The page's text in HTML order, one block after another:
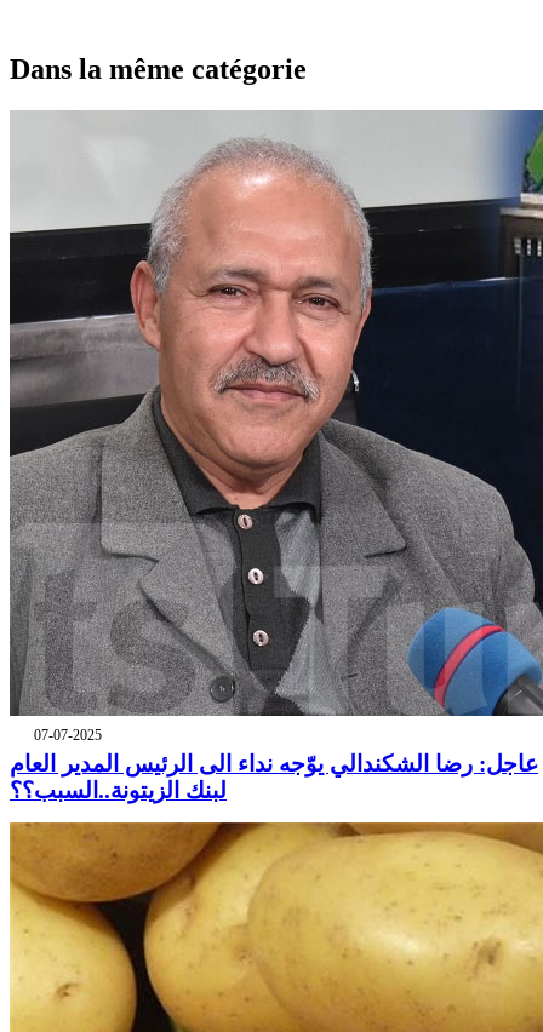
Dans la même catégorie
07-07-2025
عاجل: رضا الشكندالي يوّجه نداء الى الرئيس المدير العام
لبنك الزيتونة..السبب؟؟